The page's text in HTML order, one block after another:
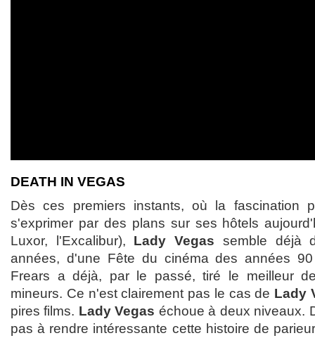
DEATH IN VEGAS
Dès ces premiers instants, où la fascination
s'exprimer par des plans sur ses hôtels
Luxor, l'Excalibur), Lady Vegas semble déjà
années, d'une Fête du cinéma des années
Frears a déjà, par le passé, tiré le meilleur
mineurs. Ce n'est clairement pas le cas de Lady
pires films. Lady Vegas échoue à deux niveaux.
pas à rendre intéressante cette histoire de